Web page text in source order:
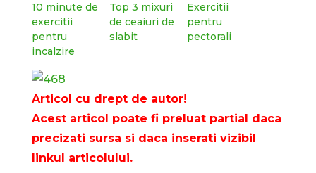
10 minute de
exercitii
pentru
incalzire
Top 3 mixuri
de ceaiuri de
slabit
Exercitii
pentru
pectorali
Articol cu drept de autor!
Acest articol poate fi preluat partial daca
precizati sursa si daca inserati vizibil
linkul articolului.